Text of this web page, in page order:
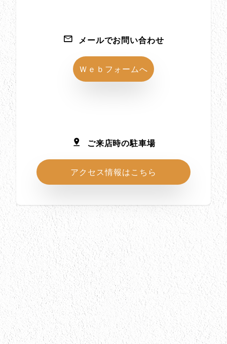
メールでお問い合わせ
Ｗｅｂフォームへ
ご来店時の駐車場
アクセス情報はこちら
所在地